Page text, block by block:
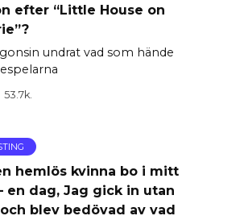
efter “Little House on
undrat vad som hände
53.7k.
hemlös kvinna bo i mitt
en dag, Jag gick in utan
blev bedövad av vad